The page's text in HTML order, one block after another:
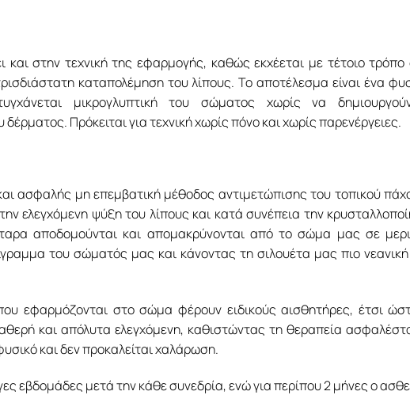
και στην τεχνική της εφαρμογής, καθώς εκχέεται με τέτοιο τρόπο
καταπολέμηση του λίπους. Το αποτέλεσμα είναι ένα
μικρογλυπτική του σώματος χωρίς να
Πρόκειται για τεχνική χωρίς πόνο και χωρίς παρενέργειες.
ασφαλής μη επεμβατική μέθοδος αντιμετώπισης του τοπικού
ελεγχόμενη ψύξη του λίπους και κατά συνέπεια την
αποδομούνται και απομακρύνονται από το σώμα μας σε
του σώματός μας και κάνοντας τη σιλουέτα μας πιο νεανική
εφαρμόζονται στο σώμα φέρουν ειδικούς αισθητήρες, έτσι
και απόλυτα ελεγχόμενη, καθιστώντας τη θεραπεία
και δεν προκαλείται χαλάρωση.
εβδομάδες μετά την κάθε συνεδρία, ενώ για περίπου 2 μήνες ο